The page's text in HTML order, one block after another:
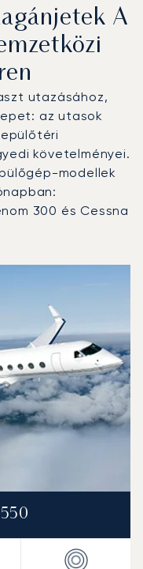
A
utazásához,
az utasok
követelményei.
modellek
300 és Cessna